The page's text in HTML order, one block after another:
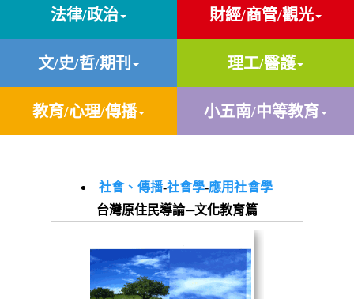
法律/政治 財經/商管/觀光
文/史/哲/期刊 理工/醫護
教育/心理/傳播 小五南/中等教育
社會、傳播-社會學-應用社會學
台灣原住民導論─文化教育篇